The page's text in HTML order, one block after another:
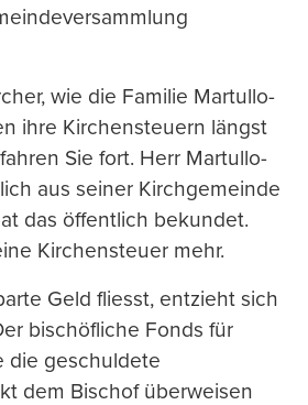
wie die Familie Martullo-
ihre Kirchensteuern längst
Sie fort. Herr Martullo-
aus seiner Kirchgemeinde
das öffentlich bekundet.
Kirchensteuer mehr.
Geld fliesst, entzieht sich
bischöfliche Fonds für
die geschuldete
dem Bischof überweisen